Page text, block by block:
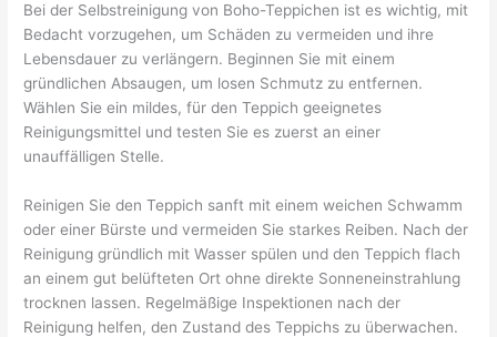
Bei der Selbstreinigung von Boho-Teppichen ist es wichtig, mit
Bedacht vorzugehen, um Schäden zu vermeiden und ihre
Lebensdauer zu verlängern. Beginnen Sie mit einem
gründlichen Absaugen, um losen Schmutz zu entfernen.
Wählen Sie ein mildes, für den Teppich geeignetes
Reinigungsmittel und testen Sie es zuerst an einer
unauffälligen Stelle.
Reinigen Sie den Teppich sanft mit einem weichen Schwamm
oder einer Bürste und vermeiden Sie starkes Reiben. Nach der
Reinigung gründlich mit Wasser spülen und den Teppich flach
an einem gut belüfteten Ort ohne direkte Sonneneinstrahlung
trocknen lassen. Regelmäßige Inspektionen nach der
Reinigung helfen, den Zustand des Teppichs zu überwachen.